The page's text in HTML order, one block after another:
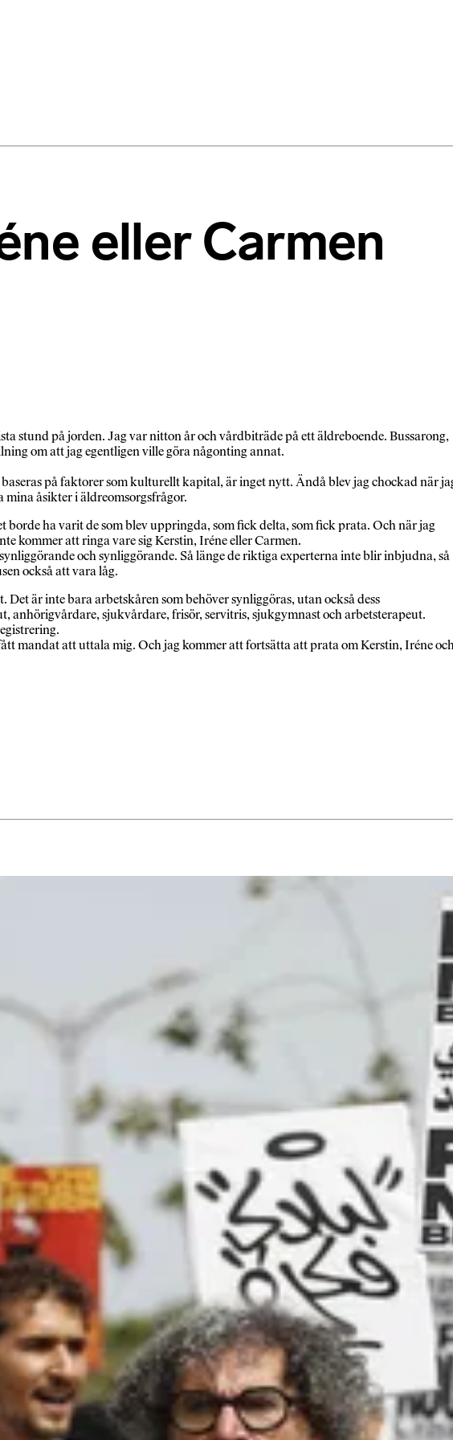
eller Carmen
stund på jorden. Jag var nitton år och vårdbiträde på ett äldreboende. Bussarong,
om att jag egentligen ville göra någonting annat.
på faktorer som kulturellt kapital, är inget nytt. Ändå blev jag chockad när
åsikter i äldreomsorgsfrågor.
ha varit de som blev uppringda, som fick delta, som fick prata. Och när jag
kommer att ringa vare sig Kerstin, Iréne eller Carmen.
och synliggörande. Så länge de riktiga experterna inte blir inbjudna, så
också att vara låg.
är inte bara arbetskåren som behöver synliggöras, utan också dess
anhörigvårdare, sjukvårdare, frisör, servitris, sjukgymnast och arbetsterapeut.
mandat att uttala mig. Och jag kommer att fortsätta att prata om Kerstin, Iréne